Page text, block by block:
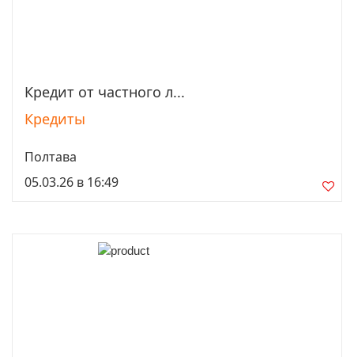
Просмотреть
Кредит от частного л...
Кредиты
Полтава
05.03.26 в 16:49